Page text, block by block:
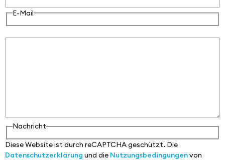
E-Mail
Nachricht
Diese Website ist durch reCAPTCHA geschützt. Die
Datenschutzerklärung und die Nutzungsbedingungenvon